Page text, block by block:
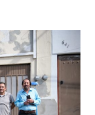
Pero incluso
no son expertos
que
Si eres una
tal vez